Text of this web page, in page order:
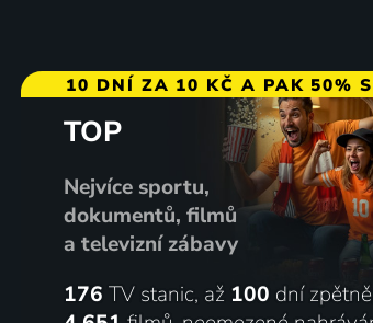
10 DNÍ ZA 10 KČ A PAK 50%
TOP
Nejvíce sportu,
dokumentů, filmů
a televizní zábavy
176 TV stanic, až 100 dní